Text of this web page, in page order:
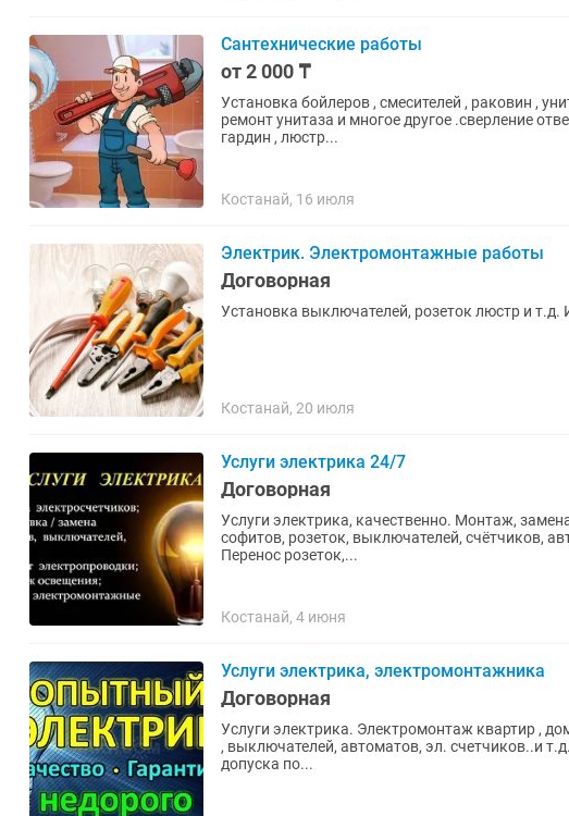
Сантехнические работы
от 2 000 ₸
Установка бойлеров , смесителей , раковин ,
ремонт унитаза и многое другое .сверление
гардин , люстр...
Костанай, 16 июля
Электрик. Электромонтажные работы
Договорная
Установка выключателей, розеток люстр и
Костанай, 20 июля
Услуги электрика 24/7
Договорная
Услуги электрика, качественно. Монтаж, замена: проводки, люстр, светильников, бра,
софитов, розеток, выключателей, счётчиков,
Перенос розеток,...
Костанай, 4 июня
Услуги электрика, электромонтажника
Договорная
Услуги электрика. Электромонтаж квартир ,
, выключателей, автоматов, эл. счетчиков..и
допуска по...